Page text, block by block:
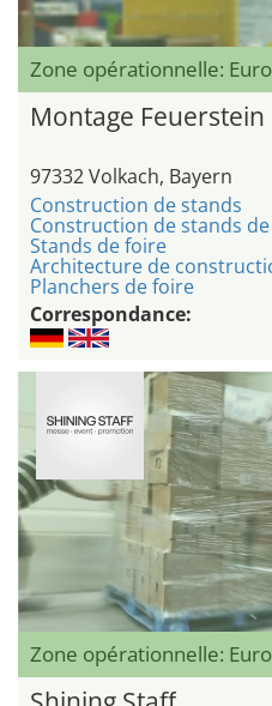
Zone opérationnelle:
Montage Feuerstein
97332 Volkach, Bayern
Construction de stands
Construction de stands
Stands de foire
Architecture de
Planchers de foire
Correspondance:
Zone opérationnelle: